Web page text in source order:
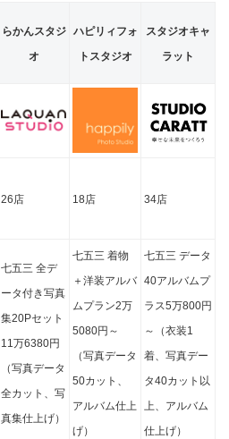
らかんスタジ
オ
ハピリィフォ
トスタジオ
スタジオキャ
ラット
26店 18店 34店
七五三 全デ
ータ付き写真
集20Pセット
11万6380円
（写真データ
全カット、写
真集仕上げ）
七五三 着物
＋洋装アルバ
ムプラン2万
5080円～
（写真データ
50カット、
アルバム仕上
げ）
七五三 データ
40アルバムプ
ラス5万800円
～（衣装1
着、写真デー
タ40カット以
上、アルバム
仕上げ）